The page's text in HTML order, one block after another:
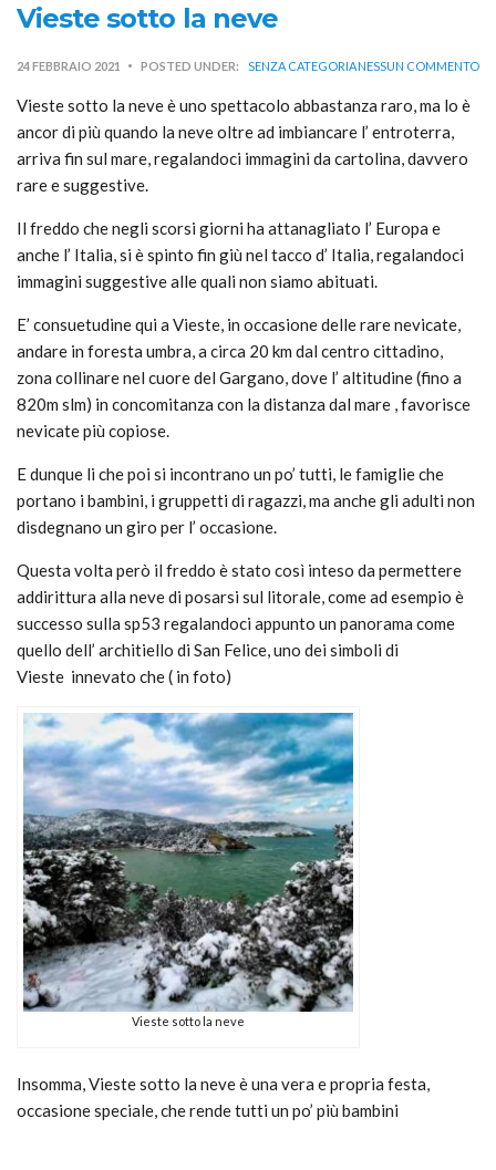
Vieste sotto la neve
24 FEBBRAIO 2021 POSTED UNDER: SENZA CATEGORIANESSUN COMMENTO
Vieste sotto la neve è uno spettacolo abbastanza raro, ma lo è
ancor di più quando la neve oltre ad imbiancare l’ entroterra,
arriva fin sul mare, regalandoci immagini da cartolina, davvero
rare e suggestive.
Il freddo che negli scorsi giorni ha attanagliato l’ Europa e
anche l’ Italia, si è spinto fin giù nel tacco d’ Italia, regalandoci
immagini suggestive alle quali non siamo abituati.
E’ consuetudine qui a Vieste, in occasione delle rare nevicate,
andare in foresta umbra, a circa 20 km dal centro cittadino,
zona collinare nel cuore del Gargano, dove l’ altitudine (fino a
820m slm) in concomitanza con la distanza dal mare , favorisce
nevicate più copiose.
E dunque li che poi si incontrano un po’ tutti, le famiglie che
portano i bambini, i gruppetti di ragazzi, ma anche gli adulti non
disdegnano un giro per l’ occasione.
Questa volta però il freddo è stato così inteso da permettere
addirittura alla neve di posarsi sul litorale, come ad esempio è
successo sulla sp53 regalandoci appunto un panorama come
quello dell’ architiello di San Felice, uno dei simboli di
Vieste innevato che ( in foto)
Vieste sotto la neve
Insomma, Vieste sotto la neve è una vera e propria festa,
occasione speciale, che rende tutti un po’ più bambini